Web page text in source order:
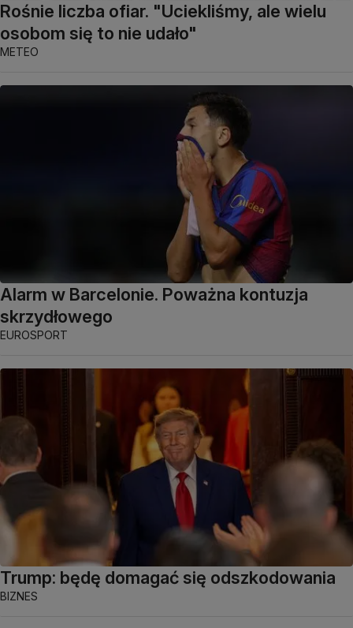
Rośnie liczba ofiar. "Uciekliśmy, ale wielu
osobom się to nie udało"
METEO
Alarm w Barcelonie. Poważna kontuzja
skrzydłowego
EUROSPORT
Trump: będę domagać się odszkodowania
BIZNES